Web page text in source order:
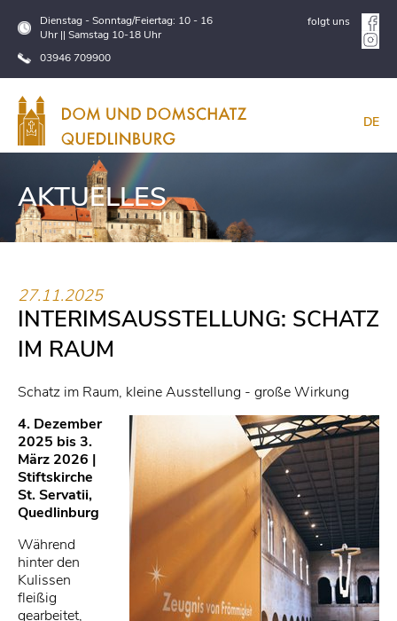
Dienstag - Sonntag/Feiertag: 10 - 16
Uhr || Samstag 10-18 Uhr
03946 709900
folgt uns
DE
AKTUELLES
27.11.2025
INTERIMSAUSSTELLUNG: SCHATZ
IM RAUM
Schatz im Raum, kleine Ausstellung - große Wirkung
4. Dezember
2025 bis 3.
März 2026 |
Stiftskirche
St. Servatii,
Quedlinburg
Während
hinter den
Kulissen
fleißig
gearbeitet,